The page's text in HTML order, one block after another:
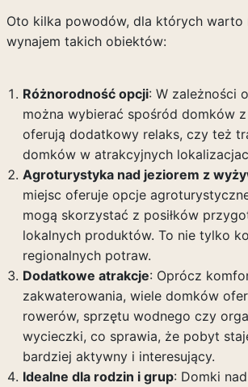
Oto kilka powodów, dla których warto
wynajem takich obiektów:
Różnorodność opcji: W zależności
można wybierać spośród domków
oferują dodatkowy relaks, czy też
domków w atrakcyjnych
Agroturystyka nad jeziorem z
miejsc oferuje opcje
mogą skorzystać z posiłków
lokalnych produktów. To nie tylko
regionalnych potraw.
Dodatkowe atrakcje: Oprócz
zakwaterowania, wiele domków
rowerów, sprzętu wodnego czy
wycieczki, co sprawia, że pobyt
bardziej aktywny i interesujący.
Idealne dla rodzin i grup: Domki